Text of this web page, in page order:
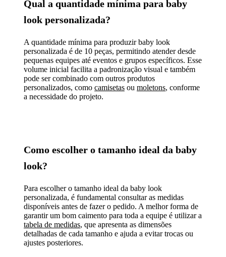
Qual a quantidade mínima para baby
look personalizada?
A quantidade mínima para produzir baby look
personalizada é de 10 peças, permitindo atender desde
pequenas equipes até eventos e grupos específicos. Esse
volume inicial facilita a padronização visual e também
pode ser combinado com outros produtos
personalizados, como camisetas ou moletons, conforme
a necessidade do projeto.
Como escolher o tamanho ideal da baby
look?
Para escolher o tamanho ideal da baby look
personalizada, é fundamental consultar as medidas
disponíveis antes de fazer o pedido. A melhor forma de
garantir um bom caimento para toda a equipe é utilizar a
tabela de medidas, que apresenta as dimensões
detalhadas de cada tamanho e ajuda a evitar trocas ou
ajustes posteriores.